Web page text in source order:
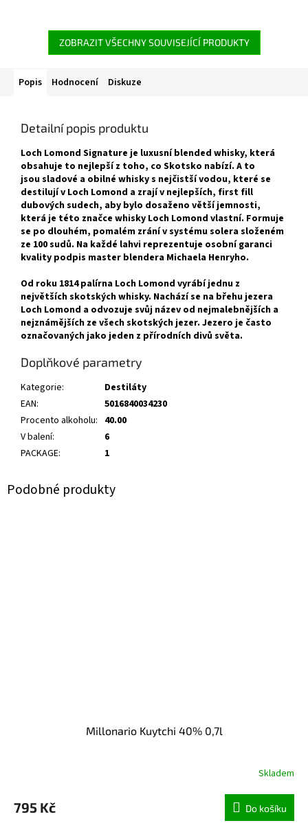
ZOBRAZIT VŠECHNY SOUVISEJÍCÍ PRODUKTY
Popis Hodnocení Diskuze
Detailní popis produktu
Loch Lomond Signature je luxusní blended whisky, která
obsahuje to nejlepší z toho, co Skotsko nabízí. A to
jsou sladové a obilné whisky s nejčistší vodou, které se
destilují v Loch Lomond a zrají v nejlepších, first fill
dubových sudech, aby bylo dosaženo větší jemnosti,
která je této značce whisky Loch Lomond vlastní. Formuje
se po dlouhém, pomalém zrání v systému solera složeném
ze 100 sudů. Na každé lahvi reprezentuje osobní garanci
kvality podpis master blendera Michaela Henryho.
Od roku 1814 palírna Loch Lomond vyrábí jednu z
největších skotských whisky. Nachází se na břehu jezera
Loch Lomond a odvozuje svůj název od nejmalebnějších a
nejznámějších ze všech skotských jezer. Jezero je často
označovaných jako jeden z přírodních divů světa.
Doplňkové parametry
Kategorie:
Destiláty
EAN:
5016840034230
Procento alkoholu: 40.00
V balení:
6
PACKAGE: 1
Millonario Kuytchi 40% 0,7l
Skladem
795 Kč Do košíku